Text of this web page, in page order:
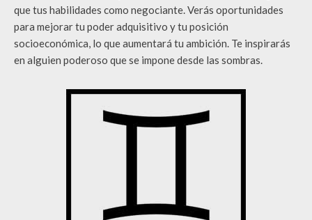
que tus habilidades como negociante. Verás oportunidades
para mejorar tu poder adquisitivo y tu posición
socioeconómica, lo que aumentará tu ambición. Te inspirarás
en alguien poderoso que se impone desde las sombras.